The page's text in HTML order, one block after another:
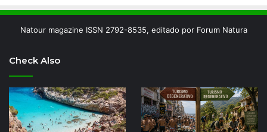
Natour magazine ISSN 2792-8535, editado por Forum Natura
Check Also